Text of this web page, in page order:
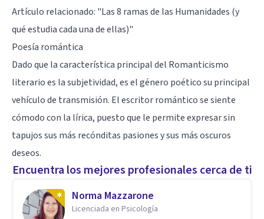
Artículo relacionado: "Las 8 ramas de las Humanidades (y
qué estudia cada una de ellas)"
Poesía romántica
Dado que la característica principal del Romanticismo
literario es la subjetividad, es el género poético su principal
vehículo de transmisión. El escritor romántico se siente
cómodo con la lírica, puesto que le permite expresar sin
tapujos sus más recónditas pasiones y sus más oscuros
deseos.
Encuentra los mejores profesionales cerca de ti
Norma Mazzarone
Licenciada en Psicología